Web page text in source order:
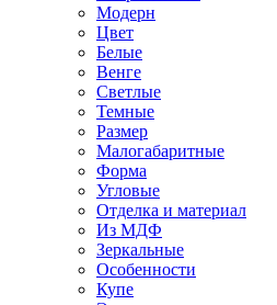
Модерн
Цвет
Белые
Венге
Светлые
Темные
Размер
Малогабаритные
Форма
Угловые
Отделка и материал
Из МДФ
Зеркальные
Особенности
Купе